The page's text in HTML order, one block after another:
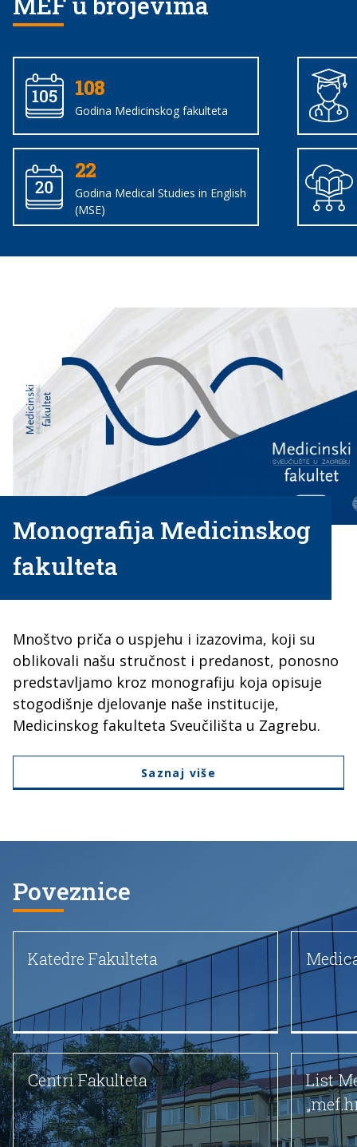
108
Godina Medicinskog fakulteta
22
Godina Medical Studies in English
(MSE)
Monografija Medicinskog
fakulteta
Mnoštvo priča o uspjehu i izazovima, koji su
oblikovali našu stručnost i predanost, ponosno
predstavljamo kroz monografiju koja opisuje
stogodišnje djelovanje naše institucije,
Medicinskog fakulteta Sveučilišta u Zagrebu.
Saznaj više
Poveznice
Katedre Fakulteta
Centri Fakulteta
List